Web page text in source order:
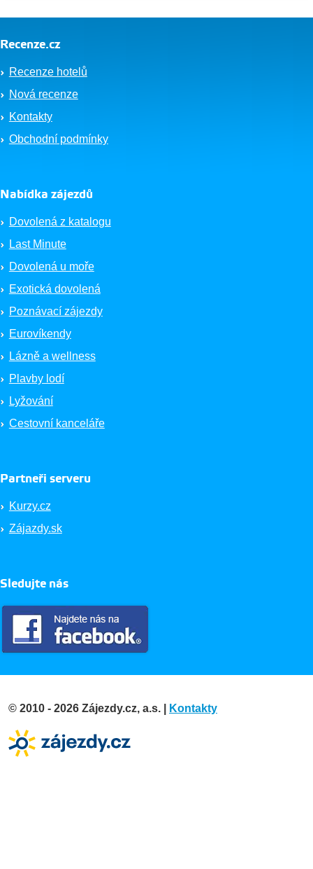
Recenze.cz
Recenze hotelů
Nová recenze
Kontakty
Obchodní podmínky
Nabídka zájezdů
Dovolená z katalogu
Last Minute
Dovolená u moře
Exotická dovolená
Poznávací zájezdy
Eurovíkendy
Lázně a wellness
Plavby lodí
Lyžování
Cestovní kanceláře
Partneři serveru
Kurzy.cz
Zájazdy.sk
Sledujte nás
© 2010 - 2026 Zájezdy.cz, a.s. | Kontakty